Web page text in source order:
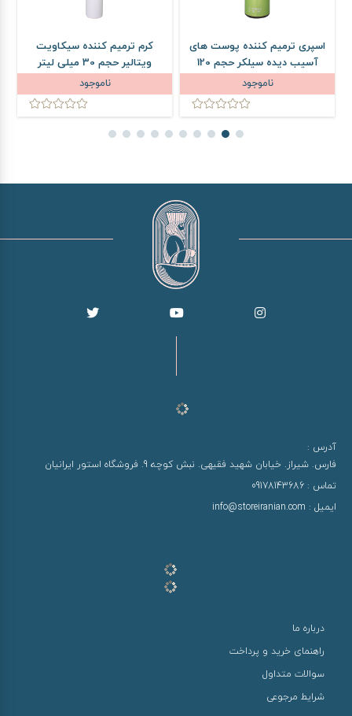
اسپری ترمیم کننده پوست های
آسیب دیده سیلکر حجم 120
میلی لیتر
ناموجود
کرم ترمیم کننده سیکاویت
ویتالیر حجم 30 میلی لیتر
ناموجود
آدرس :
فارس. شیراز. خیابان شهید فقیهی. نبش کوچه 9. فروشگاه استور ایرانیان
تماس : 09178143686
ایمیل : info@storeiranian.com
درباره ما
راهنمای خرید و پرداخت
سوالات متداول
شرایط مرجوعی